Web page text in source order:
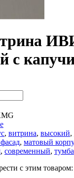
с
, витрина, высокий,
, матовый
, современный, тумба
с этим товаром: